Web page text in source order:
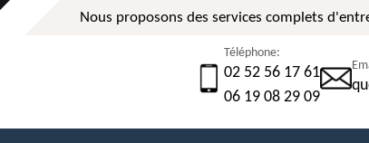
Nous proposons des services complets
Téléphone:
02 52 56 17 61
06 19 08 29 09